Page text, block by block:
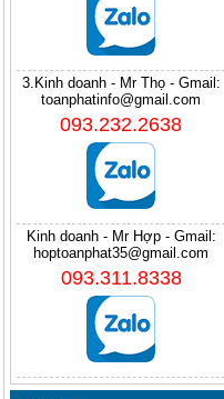
3.Kinh doanh - Mr Thọ - Gmail:
toanphatinfo@gmail.com
093.232.2638
Kinh doanh - Mr Hợp - Gmail:
hoptoanphat35@gmail.com
093.311.8338